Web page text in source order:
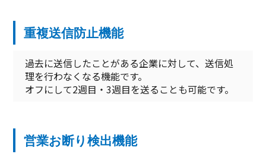
重複送信防止機能
過去に送信したことがある企業に対して、送信処
理を行わなくなる機能です。
オフにして2週目・3週目を送ることも可能です。
営業お断り検出機能